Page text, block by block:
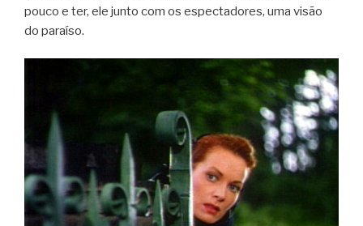
pouco e ter, ele junto com os espectadores, uma visão
do paraíso.